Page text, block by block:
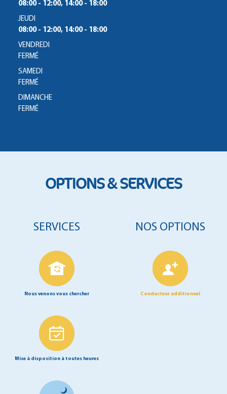
08:00 - 12:00, 14:00 - 18:00
JEUDI
08:00 - 12:00, 14:00 - 18:00
VENDREDI
FERMÉ
SAMEDI
FERMÉ
DIMANCHE
FERMÉ
OPTIONS & SERVICES
SERVICES
Nous venons vous chercher
Mise à disposition à toutes heures
NOS OPTIONS
Conducteur additionnel